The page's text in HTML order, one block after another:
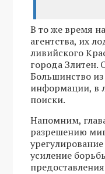
В то же время
агентства, их
ливийского
города Злитен.
Большинство
информации, в
поиски.
Напомним,
разрешению
усиление